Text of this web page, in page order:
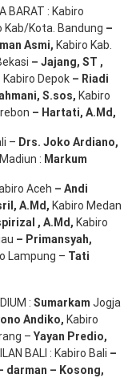
BARAT : Kabiro
Kab/Kota. Bandung –
Asmi, Kabiro Kab.
– Jajang, ST ,
Kabiro Depok – Riadi
, S.sos, Kabiro
– Hartati, A.Md ,
– Drs. Joko Ardiano,
: Markum
Aceh – Andi
, A.Md , Kabiro Medan
, A.Md , Kabiro
– Primansyah,
Lampung – Tati
: Sumarkam Jogja
Andiko, Kabiro
– Yayan Predio,
BALI : Kabiro Bali –
darman – Kosong,